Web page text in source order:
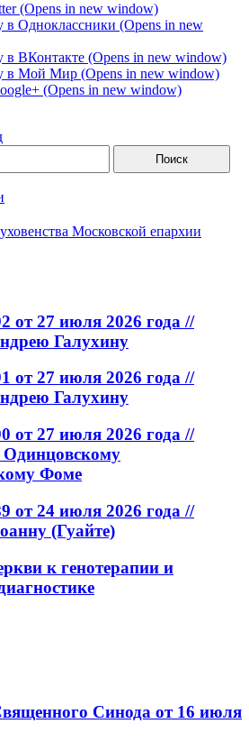
(Opens in new window)
в Одноклассники (Opens in new
в ВКонтакте (Opens in new window)
в Мой Мир (Opens in new window)
(Opens in new window)
Московской епархии
от 27 июля 2026 года //
Галухину
от 27 июля 2026 года //
Галухину
от 27 июля 2026 года //
Одинцовскому
Фоме
от 24 июля 2026 года //
(Гуайте)
к генотерапии и
Синода от 16 июля